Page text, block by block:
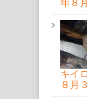
年８
キイ
８月